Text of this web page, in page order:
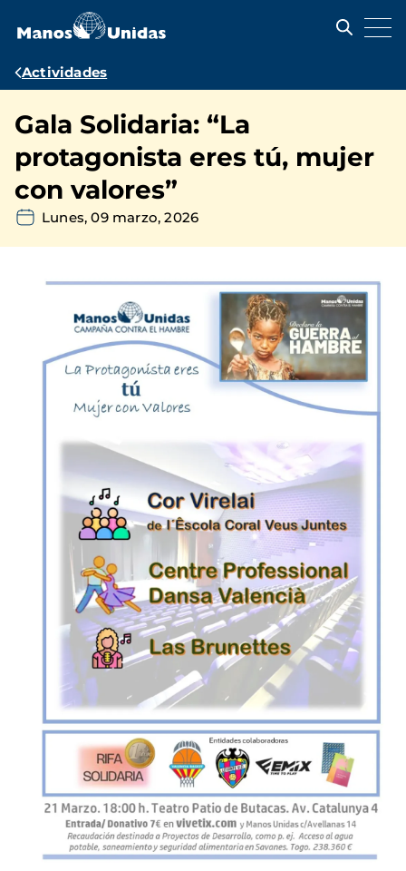
contenido
Ruta
navegación
Actividades
Gala Solidaria: “La
protagonista eres tú, mujer
con valores”
Lunes, 09 marzo, 2026